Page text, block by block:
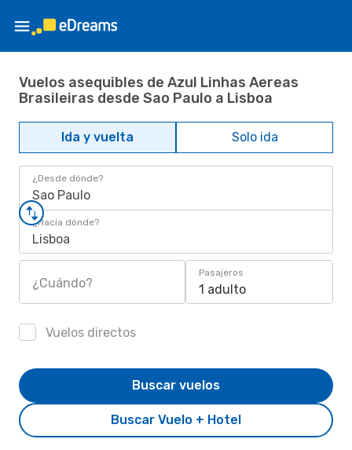
Vuelos asequibles de Azul Linhas Aereas
Brasileiras desde Sao Paulo a Lisboa
Ida y vuelta Solo ida
¿Desde dónde?
Sao Paulo
¿Hacia dónde?
Lisboa
¿Cuándo?
Pasajeros
1 adulto
Vuelos directos
Buscar Vuelo + Hotel
Buscar vuelos